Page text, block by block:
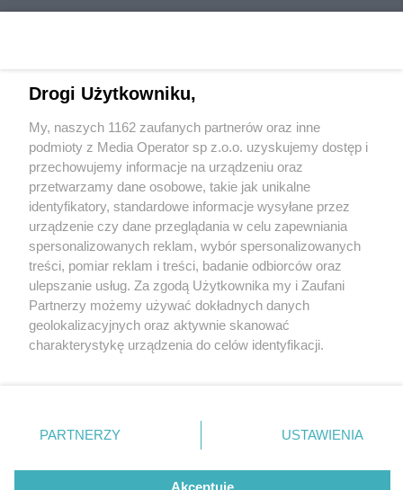
Sprawdź, dlaczego warto odwiedzić
2 / 1
Wydawca mediów lokalnych
Nie zapomnij
zapoznać się z:
polityką prywatności regulamin korzystania z portali
Twojemiasto
Piekary Śląskie
Chorzów
Tarnowskie Góry
Gliwice
Skontakuj sięz nami
Kontakt
Wydawca
Redakcja
Drogi Użytkowniku,
My, naszych 1162 zaufanych partnerów oraz inne
podmioty z Media Operator sp z.o.o. uzyskujemy dostęp i
przechowujemy informacje na urządzeniu oraz
przetwarzamy dane osobowe, takie jak unikalne
identyfikatory, standardowe informacje wysyłane przez
urządzenie czy dane przeglądania w celu zapewniania
spersonalizowanych reklam, wybór spersonalizowanych
treści, pomiar reklam i treści, badanie odbiorców oraz
ulepszanie usług. Za zgodą Użytkownika my i Zaufani
Partnerzy możemy używać dokładnych danych
geolokalizacyjnych oraz aktywnie skanować
charakterystykę urządzenia do celów identyfikacji.
zmienić/wycofać klikając przycisk ustawień prywatności
znajdujący się w lewym dolnym rogu strony
rodzaje przetwarzania danych nie wymagają zgody
użytkownika, ale masz prawo sprzeciwić się takiemu
PARTNERZY USTAWIENIA
Akceptuję